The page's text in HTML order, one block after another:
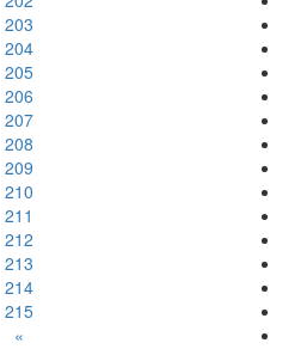
203
204
205
206
207
208
209
210
211
212
213
214
215
»